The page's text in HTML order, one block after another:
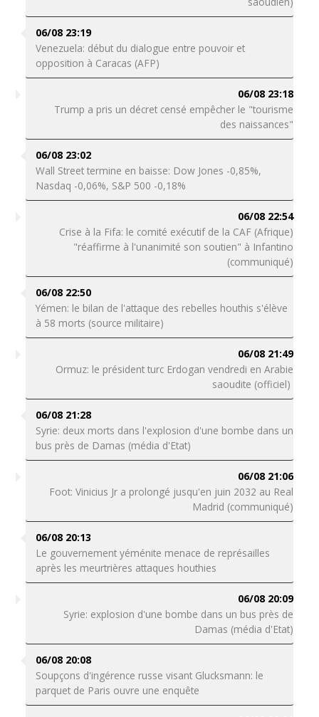
06/08 23:19
Venezuela: début du dialogue entre pouvoir et
opposition à Caracas (AFP)
06/08 23:18
Trump a pris un décret censé empêcher le "tourisme
des naissances"
06/08 23:02
Wall Street termine en baisse: Dow Jones -0,85%,
Nasdaq -0,06%, S&P 500 -0,18%
06/08 22:54
Crise à la Fifa: le comité exécutif de la CAF (Afrique)
"réaffirme à l'unanimité son soutien" à Infantino
(communiqué)
06/08 22:50
Yémen: le bilan de l'attaque des rebelles houthis s'élève
à 58 morts (source militaire)
06/08 21:49
Ormuz: le président turc Erdogan vendredi en Arabie
saoudite (officiel)
06/08 21:28
Syrie: deux morts dans l'explosion d'une bombe dans un
bus près de Damas (média d'Etat)
06/08 21:06
Foot: Vinicius Jr a prolongé jusqu'en juin 2032 au Real
Madrid (communiqué)
06/08 20:13
Le gouvernement yéménite menace de représailles
après les meurtrières attaques houthies
06/08 20:09
Syrie: explosion d'une bombe dans un bus près de
Damas (média d'Etat)
06/08 20:08
Soupçons d'ingérence russe visant Glucksmann: le
parquet de Paris ouvre une enquête